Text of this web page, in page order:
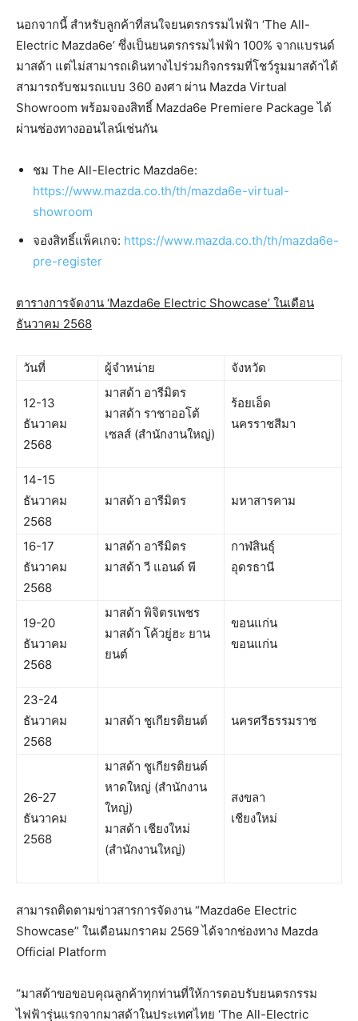
นอกจากนี้ สำหรับลูกค้าที่สนใจยนตรกรรมไฟฟ้า ‘The All-
Electric Mazda6e’ ซึ่งเป็นยนตรกรรมไฟฟ้า 100% จากแบรนด์
มาสด้า แต่ไม่สามารถเดินทางไปร่วมกิจกรรมที่โชว์รูมมาสด้าได้
สามารถรับชมรถแบบ 360 องศา ผ่าน Mazda Virtual
Showroom พร้อมจองสิทธิ์ Mazda6e Premiere Package ได้
ผ่านช่องทางออนไลน์เช่นกัน
ชม The All-Electric Mazda6e:
https://www.mazda.co.th/th/mazda6e-virtual-
showroom
จองสิทธิ์แพ็คเกจ: https://www.mazda.co.th/th/mazda6e-
pre-register
ตารางการจัดงาน ‘Mazda6e Electric Showcase’ ในเดือน
ธันวาคม 2568
วันที่ ผู้จำหน่าย จังหวัด
12-13
ธันวาคม
2568
มาสด้า อารีมิตร
มาสด้า ราชาออโต้
เซลส์ (สำนักงานใหญ่)
ร้อยเอ็ด
นครราชสีมา
14-15
ธันวาคม
2568
มาสด้า อารีมิตร มหาสารคาม
16-17
ธันวาคม
2568
มาสด้า อารีมิตร
มาสด้า วี แอนด์ พี
กาฬสินธุ์
อุดรธานี
19-20
ธันวาคม
2568
มาสด้า พิจิตรเพชร
มาสด้า โค้วยู่ฮะ ยาน
ยนต์
ขอนแก่น
ขอนแก่น
23-24
ธันวาคม
2568
มาสด้า ชูเกียรติยนต์ นครศรีธรรมราช
26-27
ธันวาคม
2568
มาสด้า ชูเกียรติยนต์
หาดใหญ่ (สำนักงาน
ใหญ่)
มาสด้า เชียงใหม่
(สำนักงานใหญ่)
สงขลา
เชียงใหม่
สามารถติดตามข่าวสารการจัดงาน “Mazda6e Electric
Showcase” ในเดือนมกราคม 2569 ได้จากช่องทาง Mazda
Official Platform
“มาสด้าขอขอบคุณลูกค้าทุกท่านที่ให้การตอบรับยนตรกรรม
ไฟฟ้ารุ่นแรกจากมาสด้าในประเทศไทย ‘The All-Electric